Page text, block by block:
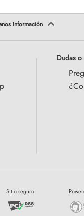
Dudas o
Sitio seguro: